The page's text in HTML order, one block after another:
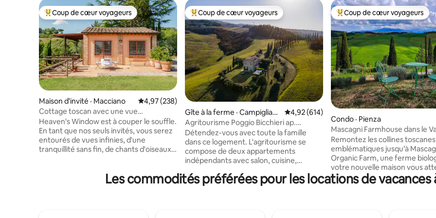
Coup de cœur voyageurs parmi les plus aimés
Coup de cœur voyageurs
Maison d'invité · Macciano Note moyenne de 4,97 sur 5, 238 commentaires
4,97 (238)
Cottage toscan avec une vue
paradisiaque
Heaven's Window est à couper le souffle.
En tant que nos seuls invités, vous serez
entourés de vues infinies, d'une
tranquillité sans fin, de chants d'oiseaux
pourrez apercevoir des renards, des
furets et des sangliers. Ramassez des
Coup de cœur voyageurs parmi les plus aimés
Coup de cœur voyageurs
Gîte à la ferme · Campiglia
D'orcia
Note moyenne de 4,92 sur 5, 614
4,92 (614)
Agritourisme Poggio Bicchieri ap.
Memoria
Détendez-vous avec toute la famille
dans ce logement. L'agritourisme se
compose de deux appartements
indépendants avec salon, cuisine,
rien à partager avec les autres clients car
nous avons pris soin d’organiser tout de
Coup de cœur voyageurs
Coup de cœur voyageurs
Condo · Pienza
Mascagni Farmhouse dans le
Pienza
Remontez les collines toscanes
emblématiques jusqu’à
Organic Farm, une ferme
votre nouvelle maison vous
grange du XVIe siècle finement
restaurée, nichée entre oliviers
Les commodités préférées pour les locations de vacances